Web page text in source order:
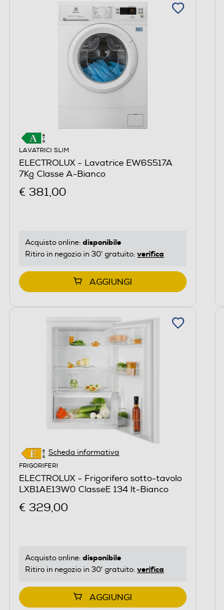
LAVATRICI SLIM
ELECTROLUX - Lavatrice EW6S517A
7Kg Classe A-Bianco
€ 381,00
Acquisto online: disponibile
Ritiro in negozio in 30' gratuito: verifica
AGGIUNGI
Scheda informativa
FRIGORIFERI
ELECTROLUX - Frigorifero sotto-tavolo
LXB1AE13W0 ClasseE 134 lt-Bianco
€ 329,00
Acquisto online: disponibile
Ritiro in negozio in 30' gratuito: verifica
AGGIUNGI